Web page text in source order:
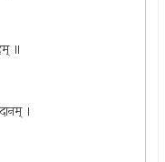
॥
।